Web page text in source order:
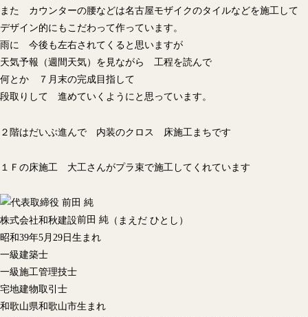
また カウンターの腰などは名古屋モザイクのタイルなどを施工して
デザイン的にもこだわって作っています。
雨に 今後も左右されてくると思いますが
天気予報（週間天気）を見ながら 工程を読んで
何とか ７月末の完成目指して
段取りして 進めていくようにと思っています。
２階はだいぶ進んで 内装のクロス 床施工まちです
１Ｆの床施工 大工さんがプラ束で施工してくれています
株式会社和秋建設前田 純 （まえだ ひとし）
昭和39年5月29日生まれ
一級建築士
一級施工管理技士
宅地建物取引士
和歌山県和歌山市生まれ